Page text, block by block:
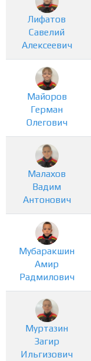
Лифатов
Савелий
Алексеевич
Майоров
Герман
Олегович
Малахов
Вадим
Антонович
Мубаракшин
Амир
Радмилович
Муртазин
Загир
Ильгизович